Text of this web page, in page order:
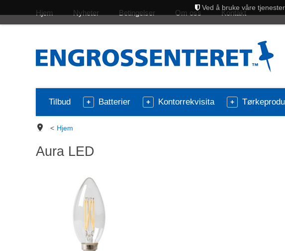
Ved å bruke våre
Hjem Nyheter Betingelser Om oss Kontakt
Tilbud Batterier Kontorrekvisita
< Hjem
Aura LED